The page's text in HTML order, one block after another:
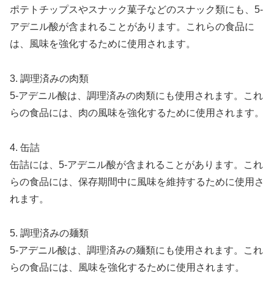
ポテトチップスやスナック菓子などのスナック類にも、5-
アデニル酸が含まれることがあります。これらの食品に
は、風味を強化するために使用されます。
3. 調理済みの肉類
5-アデニル酸は、調理済みの肉類にも使用されます。これ
らの食品には、肉の風味を強化するために使用されます。
4. 缶詰
缶詰には、5-アデニル酸が含まれることがあります。これ
らの食品には、保存期間中に風味を維持するために使用さ
れます。
5. 調理済みの麺類
5-アデニル酸は、調理済みの麺類にも使用されます。これ
らの食品には、風味を強化するために使用されます。